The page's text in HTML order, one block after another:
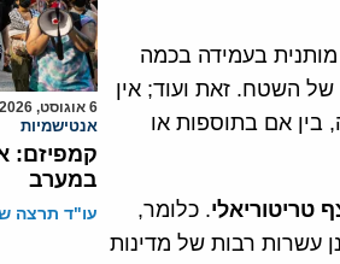
בעמידה בכמה
של השטח. זאת ועוד; אין
בין אם בתוספות או
טריטוריאלי. כלומר,
עשרות רבות של מדינות
6 אוגוסט, 2026
אנטישמיות
קמפיזם:
במערב
עו"ד תרצה